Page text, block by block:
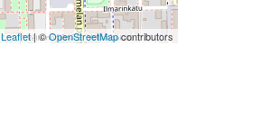
Leaflet| ©OpenStreetMapcontributors